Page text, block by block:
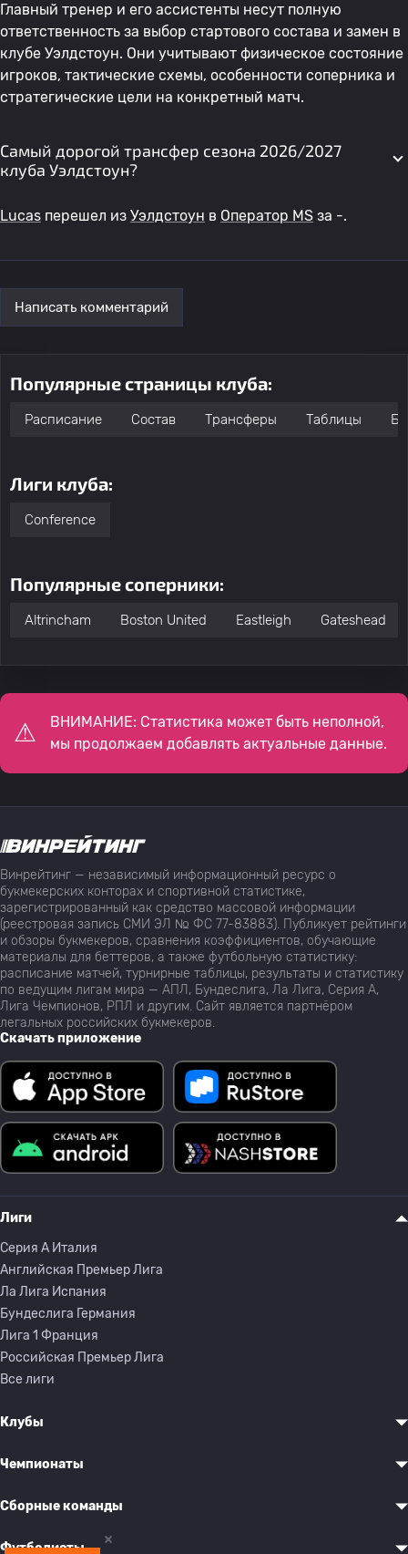
Главный тренер и его ассистенты несут полную
ответственность за выбор стартового состава и замен в
клубе Уэлдстоун. Они учитывают физическое состояние
игроков, тактические схемы, особенности соперника и
стратегические цели на конкретный матч.
Самый дорогой трансфер сезона 2026/2027
клуба Уэлдстоун?
Lucas перешел из Уэлдстоун в Оператор MS за -.
Написать комментарий
Популярные страницы клуба:
Расписание Состав Трансферы Таблицы
Лиги клуба:
Conference
Популярные соперники:
Altrincham Boston United Eastleigh Gateshead
ВНИМАНИЕ: Статистика может быть неполной,
мы продолжаем добавлять актуальные данные.
Винрейтинг — независимый информационный ресурс о
букмекерских конторах и спортивной статистике,
зарегистрированный как средство массовой информации
(реестровая запись СМИ ЭЛ № ФС 77-83883). Публикует рейтинги
и обзоры букмекеров, сравнения коэффициентов, обучающие
материалы для беттеров, а также футбольную статистику:
расписание матчей, турнирные таблицы, результаты и статистику
по ведущим лигам мира — АПЛ, Бундеслига, Ла Лига, Серия А,
Лига Чемпионов, РПЛ и другим. Сайт является партнёром
легальных российских букмекеров.
Скачать приложение
Лиги
Серия A Италия
Английская Премьер Лига
Ла Лига Испания
Бундеслига Германия
Лига 1 Франция
Российская Премьер Лига
Все лиги
Клубы
Чемпионаты
Сборные команды
Футболисты